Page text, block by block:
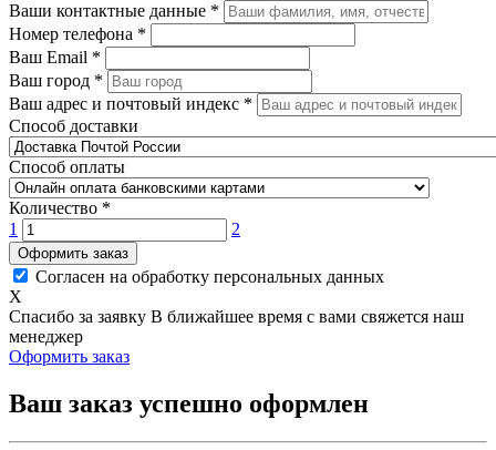
Ваши контактные данные *
Номер телефона *
Ваш Email *
Ваш город *
Ваш адрес и почтовый индекс *
Способ доставки
Способ оплаты
Количество *
1
2
Оформить заказ
Согласен на обработку персональных данных
X
Спасибо за заявку В ближайшее время с вами свяжется наш
менеджер
Оформить заказ
Ваш заказ успешно оформлен